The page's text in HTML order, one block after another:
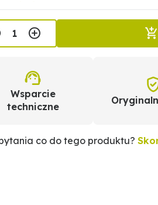
Wsparcie
techniczne
co do tego produktu?